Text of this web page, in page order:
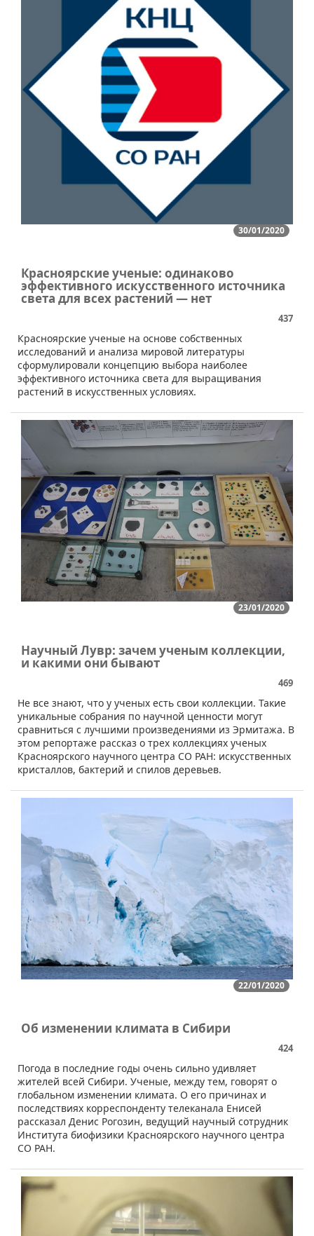
30/01/2020
Красноярские ученые: одинаково
эффективного искусственного источника
света для всех растений — нет
437
​Красноярские ученые на основе собственных
исследований и анализа мировой литературы
сформулировали концепцию выбора наиболее
эффективного источника света для выращивания
растений в искусственных условиях.
23/01/2020
Научный Лувр: зачем ученым коллекции,
и какими они бывают
469
​Не все знают, что у ученых есть свои коллекции. Такие
уникальные собрания по научной ценности могут
сравниться с лучшими произведениями из Эрмитажа. В
этом репортаже рассказ о трех коллекциях ученых
Красноярского научного центра СО РАН: искусственных
кристаллов, бактерий и спилов деревьев.
22/01/2020
Об изменении климата в Сибири
424
Погода в последние годы очень сильно удивляет
жителей всей Сибири. Ученые, между тем, говорят о
глобальном изменении климата. О его причинах и
последствиях корреспонденту телеканала Енисей
рассказал Денис Рогозин, ведущий научный сотрудник
Института биофизики Красноярского научного центра
СО РАН.